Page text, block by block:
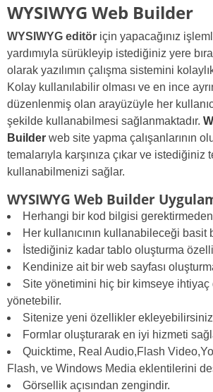
WYSIWYG Web Builder
WYSIWYG editör için yapacağınız
yardımıyla sürükleyip istediğiniz yere
olarak yazılımın çalışma sistemini
Kolay kullanılabilir olması ve en ince
düzenlenmiş olan arayüzüyle her
şekilde kullanabilmesi sağlanmaktadır.
Builder web site yapma çalışanlarının
temalarıyla karşınıza çıkar ve istediğiniz
kullanabilmenizi sağlar.
WYSIWYG Web Builder
Herhangi bir kod bilgisi gerektirmeden
Her kullanıcının kullanabileceği basit
İstediğiniz kadar tablo oluşturma
Kendinize ait bir web sayfası
Site yönetimini hiç bir kimseye ihtiyaç
yönetebilir.
Sitenize yeni özellikler
Formlar oluşturarak en iyi hizmeti
Quicktime, Real Audio,Flash
Flash, ve Windows Media eklentilerini
Görsellik açısından zengindir.